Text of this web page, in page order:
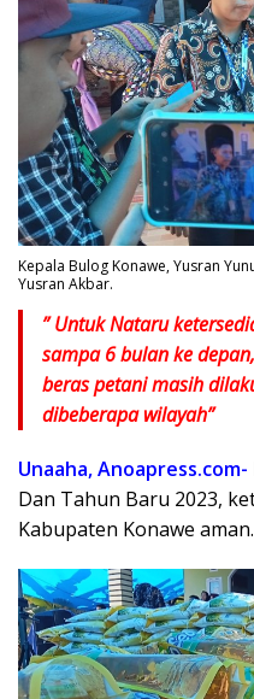
Kepala Bulog Konawe, Yusran
Yusran Akbar.
” Untuk Nataru
sampa 6 bulan ke
beras petani masih
dibeberapa wilayah”
Unaaha, Anoapress.com-
Dan Tahun Baru 2023,
Kabupaten Konawe aman.